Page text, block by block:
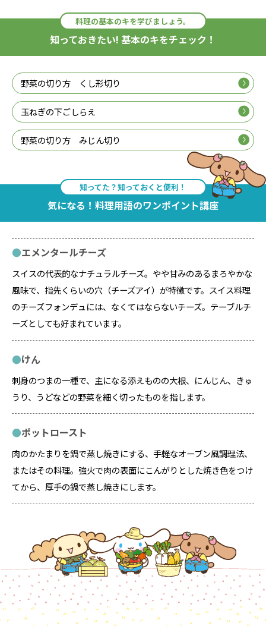
料理の基本のキを学びましょう。
知っておきたい! 基本のキをチェック！
野菜の切り方 くし形切り
玉ねぎの下ごしらえ
野菜の切り方 みじん切り
知ってた？知っておくと便利！
気になる！料理用語のワンポイント講座
エメンタールチーズ
スイスの代表的なナチュラルチーズ。やや甘みのあるまろやかな
風味で、指先くらいの穴（チーズアイ）が特徴です。スイス料理
のチーズフォンデュには、なくてはならないチーズ。テーブルチ
ーズとしても好まれています。
けん
刺身のつまの一種で、主になる添えものの大根、にんじん、きゅ
うり、うどなどの野菜を細く切ったものを指します。
ポットロースト
肉のかたまりを鍋で蒸し焼きにする、手軽なオーブン風調理法、
またはその料理。強火で肉の表面にこんがりとした焼き色をつけ
てから、厚手の鍋で蒸し焼きにします。